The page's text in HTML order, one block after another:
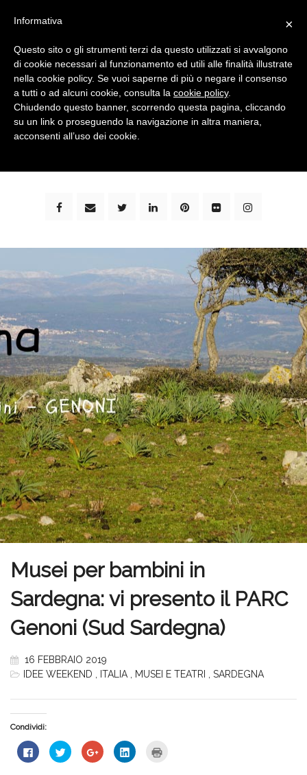
bimbi e viaggi - family travel blog: community #1 in
Musei per bambini in
Sardegna: vi presento il PARC
Genoni (Sud Sardegna)
16 FEBBRAIO 2019
IDEE WEEKEND
ITALIA MUSEI E TEATRI SARDEGNA
Condividi:
Fai
clic
Fai
clic
Fai
clic
Fai
clic
×
Informativa
Questo sito o gli strumenti terzi da questo utilizzati si avvalgono
di cookie necessari al funzionamento ed utili alle finalità illustrate
nella cookie policy. Se vuoi saperne di più o negare il consenso
a tutti o ad alcuni cookie, consulta la cookie policy.
Chiudendo questo banner, scorrendo questa pagina, cliccando
su un link o proseguendo la navigazione in altra maniera,
acconsenti all’uso dei cookie.